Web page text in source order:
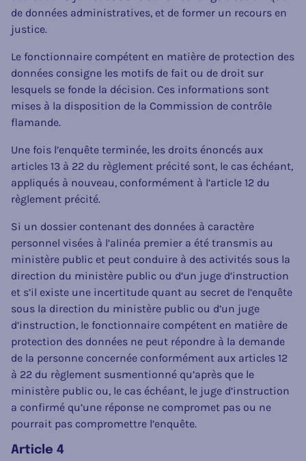
de données administratives, et de former un recours en
justice.
Le fonctionnaire compétent en matière de protection des
données consigne les motifs de fait ou de droit sur
lesquels se fonde la décision. Ces informations sont
mises à la disposition de la Commission de contrôle
flamande.
Une fois l’enquête terminée, les droits énoncés aux
articles 13 à 22 du règlement précité sont, le cas échéant,
appliqués à nouveau, conformément à l’article 12 du
règlement précité.
Si un dossier contenant des données à caractère
personnel visées à l’alinéa premier a été transmis au
ministère public et peut conduire à des activités sous la
direction du ministère public ou d’un juge d’instruction
et s’il existe une incertitude quant au secret de l’enquête
sous la direction du ministère public ou d’un juge
d’instruction, le fonctionnaire compétent en matière de
protection des données ne peut répondre à la demande
de la personne concernée conformément aux articles 12
à 22 du règlement susmentionné qu’après que le
ministère public ou, le cas échéant, le juge d’instruction
a confirmé qu’une réponse ne compromet pas ou ne
pourrait pas compromettre l’enquête.
Article 4